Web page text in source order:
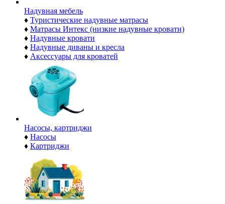
Надувная мебель
♦ Туристические надувные матрасы
♦ Матрасы Интекс (низкие надувные кровати)
♦ Надувные кровати
♦ Надувные диваны и кресла
♦ Аксессуары для кроватей
Насосы, картриджи
♦ Насосы
♦ Картриджи